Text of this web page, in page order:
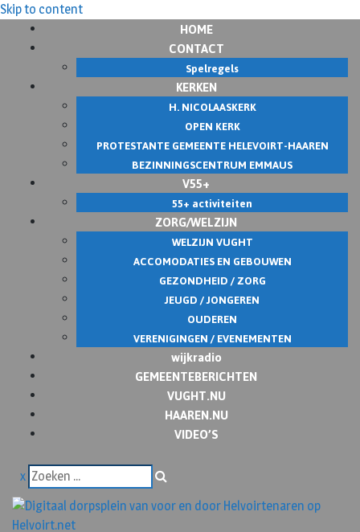
Skip to content
HOME
CONTACT
Spelregels
KERKEN
H. NICOLAASKERK
OPEN KERK
PROTESTANTE GEMEENTE HELEVOIRT-HAAREN
BEZINNINGSCENTRUM EMMAUS
V55+
55+ activiteiten
ZORG/WELZIJN
WELZIJN VUGHT
ACCOMODATIES EN GEBOUWEN
GEZONDHEID / ZORG
JEUGD / JONGEREN
OUDEREN
VERENIGINGEN / EVENEMENTEN
wijkradio
GEMEENTEBERICHTEN
VUGHT.NU
HAAREN.NU
VIDEO’S
x